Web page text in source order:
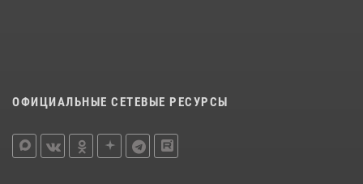
ОФИЦИАЛЬНЫЕ СЕТЕВЫЕ РЕСУРСЫ